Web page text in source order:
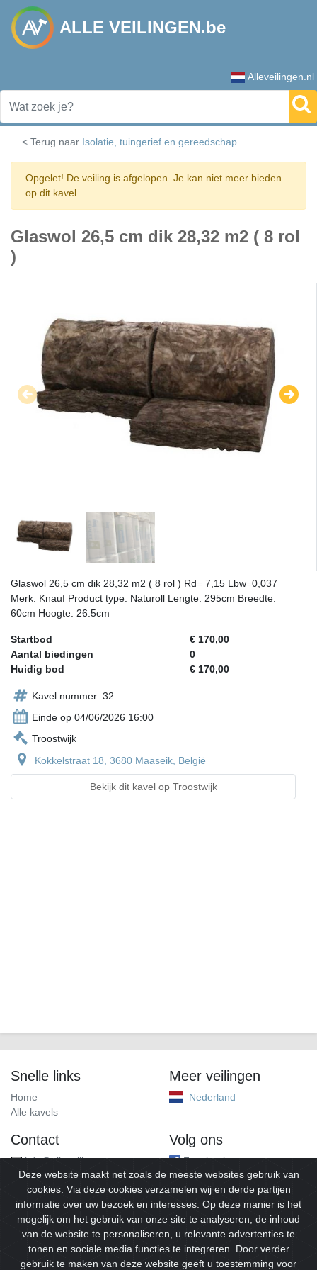
ALLE VEILINGEN.be
Alleveilingen.nl
< Terug naar Isolatie, tuingerief en gereedschap
Opgelet! De veiling is afgelopen. Je kan niet meer bieden
op dit kavel.
Glaswol 26,5 cm dik 28,32 m2 ( 8 rol
)
Glaswol 26,5 cm dik 28,32 m2 ( 8 rol ) Rd= 7,15 Lbw=0,037
Merk: Knauf Product type: Naturoll Lengte: 295cm Breedte:
60cm Hoogte: 26.5cm
Startbod
€ 170,00
Aantal biedingen
0
Huidig bod
€ 170,00
Kavel nummer: 32
Einde op 04/06/2026 16:00
Troostwijk
Kokkelstraat 18, 3680 Maaseik, België
Bekijk dit kavel op Troostwijk
Snelle links
Home
Alle kavels
Meer veilingen
Nederland
Contact
info@alleveilingen.net
Volg ons
Facebook
© 2026Alleveilingen.Alle rechten voorbehouden.
Deze website maakt net zoals de meeste websites gebruik van
cookies. Via deze cookies verzamelen wij en derde partijen
informatie over uw bezoek en interesses. Op deze manier is het
mogelijk om het gebruik van onze site te analyseren, de inhoud
van de website te personaliseren, u relevante advertenties te
tonen en sociale media functies te integreren. Door verder
gebruik te maken van deze website geeft u toestemming voor